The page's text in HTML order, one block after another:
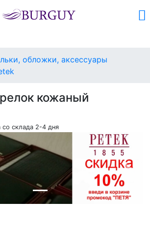
обложки, аксессуары
кожаный
со склада 2-4 дня